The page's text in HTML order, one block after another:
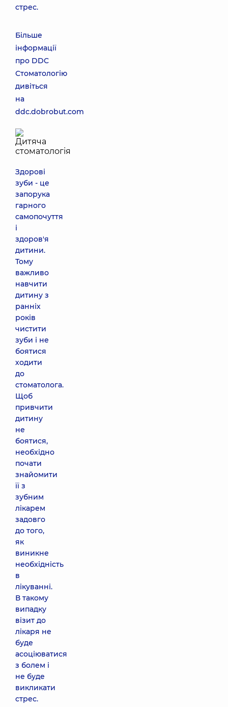
стрес.
Більше
інформації
про DDC
Стоматологію
дивіться
на
ddc.dobrobut.com
Здорові
зуби - це
запорука
гарного
самопочуття
і
здоров'я
дитини.
Тому
важливо
навчити
дитину з
ранніх
років
чистити
зуби і не
боятися
ходити
до
стоматолога.
Щоб
привчити
дитину
не
боятися,
необхідно
почати
знайомити
її з
зубним
лікарем
задовго
до того,
як
виникне
необхідність
в
лікуванні.
В такому
випадку
візит до
лікаря не
буде
асоціюватися
з болем і
не буде
викликати
стрес.